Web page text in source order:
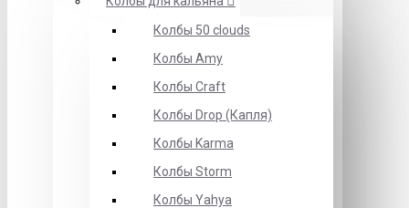
Колбы 50 clouds
Колбы Amy
Колбы Craft
Колбы Drop (Капля)
Колбы Karma
Колбы Storm
Колбы Yahya